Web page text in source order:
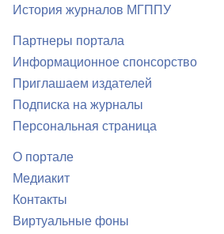
История журналов МГППУ
Партнеры портала
Информационное спонсорство
Приглашаем издателей
Подписка на журналы
Персональная страница
О портале
Медиакит
Контакты
Виртуальные фоны